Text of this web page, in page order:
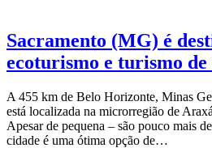
Sacramento (MG) é
ecoturismo e turismo
A 455 km de Belo Horizonte, Minas
está localizada na microrregião de
Apesar de pequena – são pouco mais
cidade é uma ótima opção de…